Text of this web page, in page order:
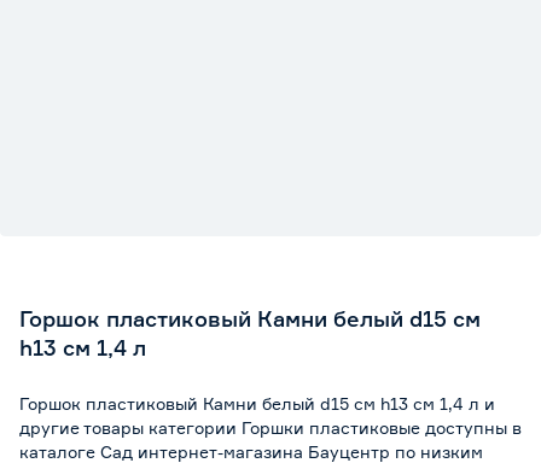
Горшок пластиковый Камни белый d15 см
h13 см 1,4 л
Горшок пластиковый Камни белый d15 см h13 см 1,4 л и
другие товары категории Горшки пластиковые доступны в
каталоге Сад интернет-магазина Бауцентр по низким